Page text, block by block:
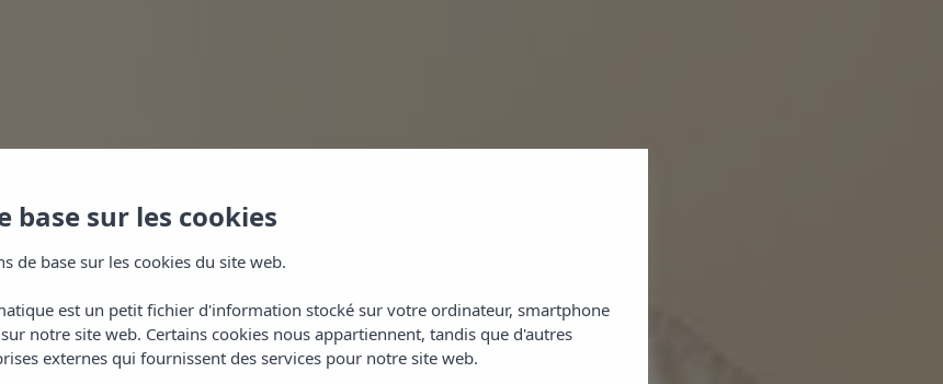
sur les cookies
de base sur les cookies du site web.
est un petit fichier d'information stocké sur votre ordinateur, smartphone
notre site web. Certains cookies nous appartiennent, tandis que d'autres
externes qui fournissent des services pour notre site web.